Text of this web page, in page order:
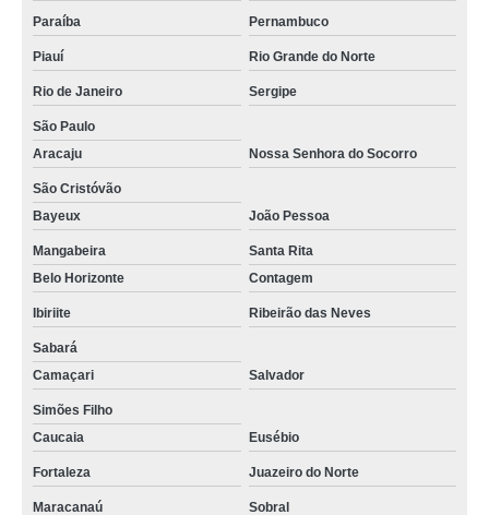
Paraíba Pernambuco
Piauí Rio Grande do Norte
Rio de Janeiro Sergipe
São Paulo
Aracaju
Nossa Senhora do Socorro
São Cristóvão
Bayeux
João Pessoa
Mangabeira
Santa Rita
Belo Horizonte
Contagem
Ibiriite Ribeirão das Neves
Sabará
Camaçari
Salvador
Simões Filho
Caucaia
Eusébio
Fortaleza Juazeiro do Norte
Maracanaú
Sobral